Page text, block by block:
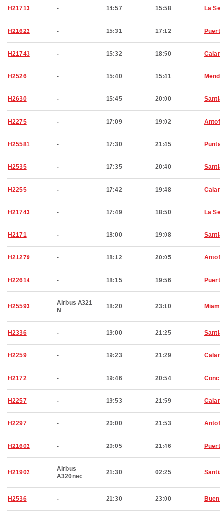
H21713 - 14:57 15:58 La
H21622 - 15:31 17:12
H21743 - 15:32 18:50
H2526 - 15:40 15:41
H2630 - 15:45 20:00
H2275 - 17:09 19:02
H25581 - 17:30 21:45
H2535 - 17:35 20:40
H2255 - 17:42 19:48
H21743 - 17:49 18:50 La
H2171 - 18:00 19:08
H21279 - 18:12 20:05
H22614 - 18:15 19:56
H25593
Airbus A321
N
18:20 23:10
H2336 - 19:00 21:25
H2259 - 19:23 21:29
H2172 - 19:46 20:54
H2257 - 19:53 21:59
H2297 - 20:00 21:53
H21602 - 20:05 21:46
H21902
Airbus
A320neo
21:30 02:25
H2536 - 21:30 23:00